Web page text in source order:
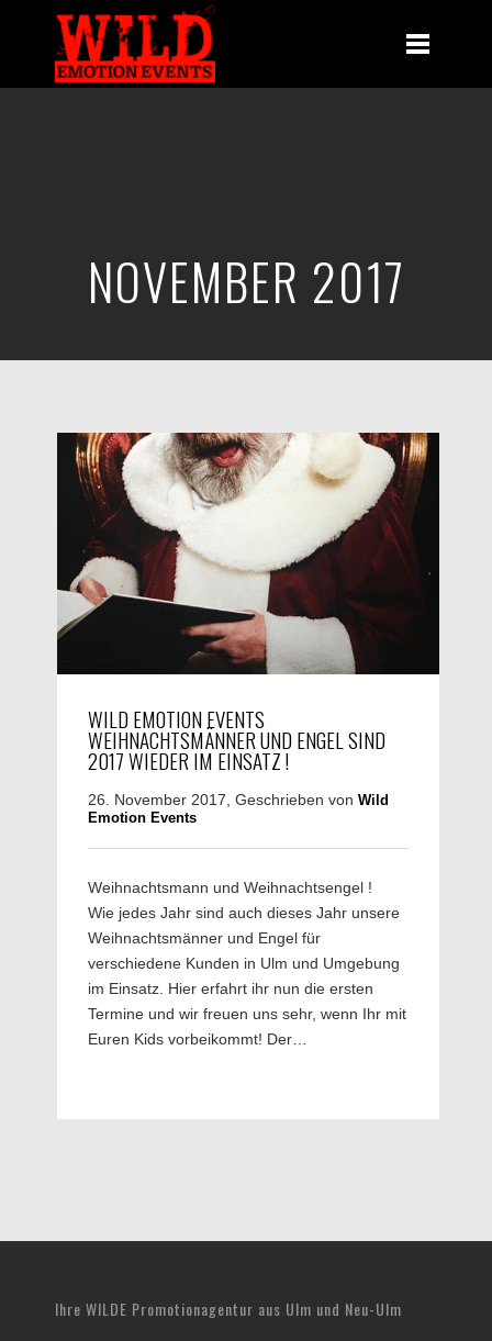
NOVEMBER 2017
WILD EMOTION EVENTS
WEIHNACHTSMÄNNER UND ENGEL SIND
2017 WIEDER IM EINSATZ !
26. November 2017, Geschrieben von Wild
Emotion Events
Weihnachtsmann und Weihnachtsengel !
Wie jedes Jahr sind auch dieses Jahr unsere
Weihnachtsmänner und Engel für
verschiedene Kunden in Ulm und Umgebung
im Einsatz. Hier erfahrt ihr nun die ersten
Termine und wir freuen uns sehr, wenn Ihr mit
Euren Kids vorbeikommt! Der…
Ihre WILDE Promotionagentur aus Ulm und Neu-Ulm